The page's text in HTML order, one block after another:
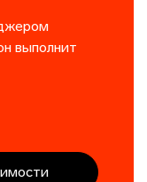
выполнит